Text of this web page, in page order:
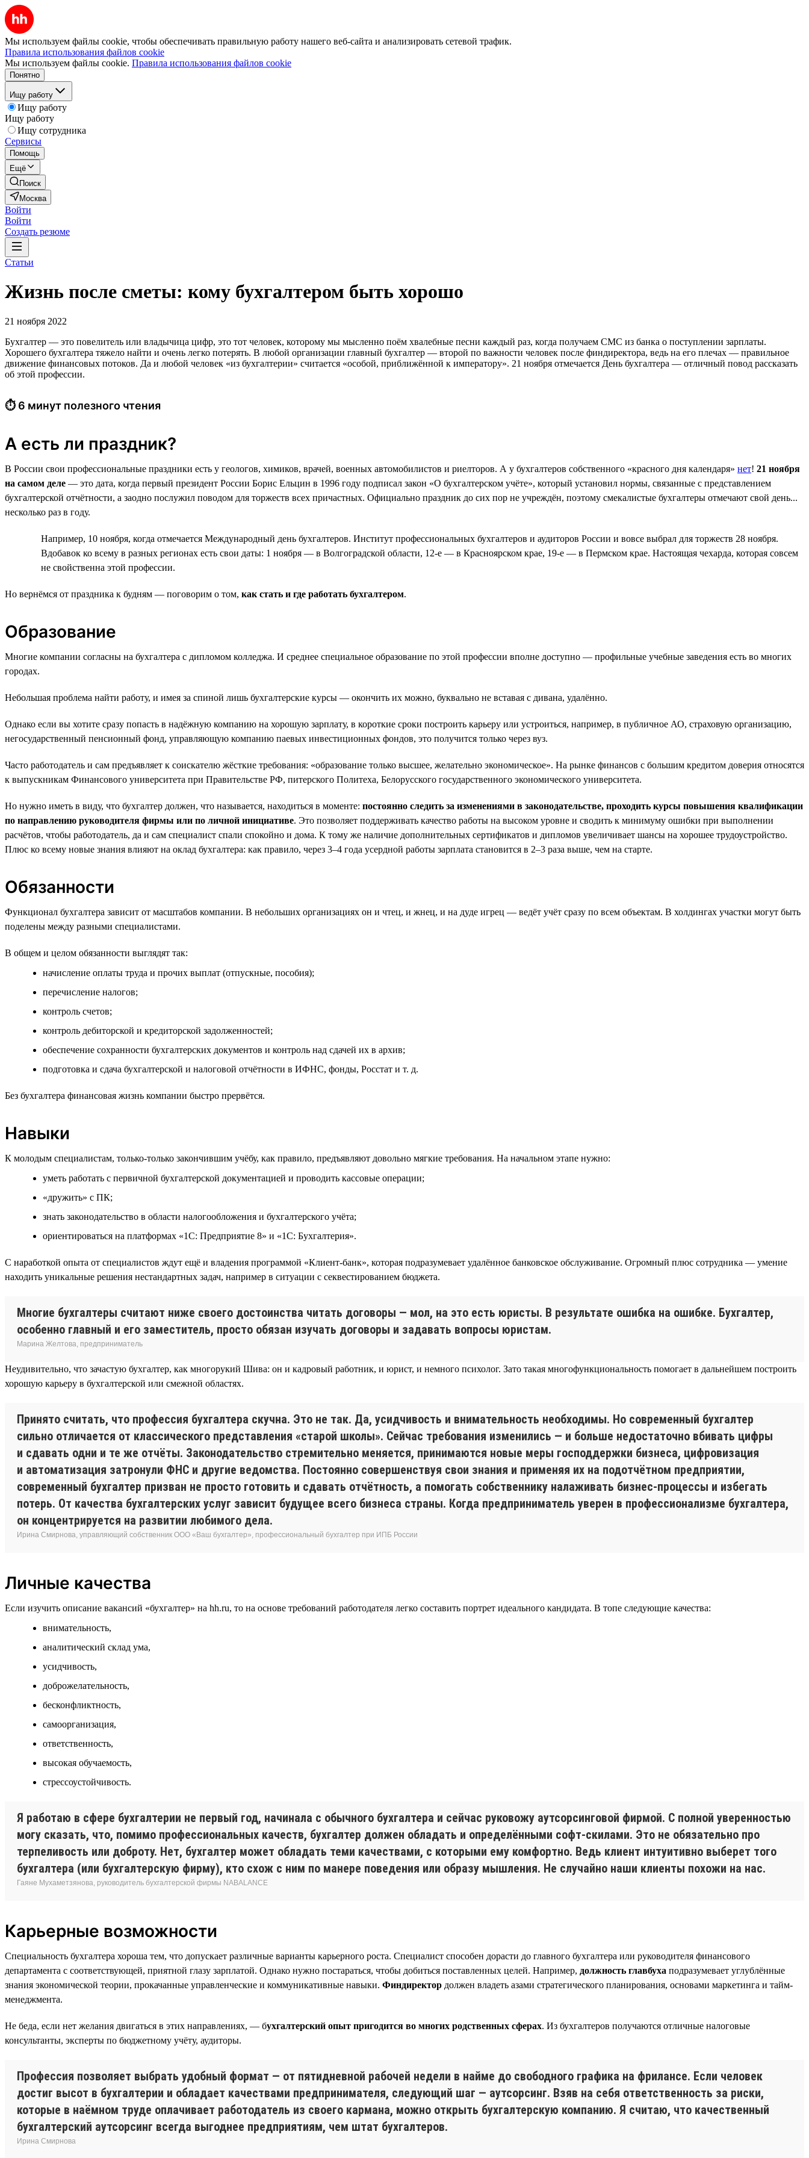
Мы используем файлы cookie, чтобы обеспечивать правильную работу нашего веб-сайта и анализировать сетевой трафик.
Правила использования файлов cookie
Мы используем файлы cookie. Правила использования файлов cookie
Понятно
Ищу работу
Ищу работу
Ищу работу
Ищу сотрудника
Сервисы
Помощь
Ещё
Поиск
Москва
Войти
Войти
Создать резюме
Статьи
Жизнь после сметы: кому бухгалтером быть хорошо
21 ноября 2022
Бухгалтер — это повелитель или владычица цифр, это тот человек, которому мы мысленно поём хвалебные песни каждый раз, когда получаем СМС из банка о поступлении зарплаты.
Хорошего бухгалтера тяжело найти и очень легко потерять. В любой организации главный бухгалтер — второй по важности человек после финдиректора, ведь на его плечах — правильное
движение финансовых потоков. Да и любой человек «из бухгалтерии» считается «особой, приближённой к императору». 21 ноября отмечается День бухгалтера — отличный повод рассказать
об этой профессии.
⏱ 6 минут полезного чтения
А есть ли праздник?
В России свои профессиональные праздники есть у геологов, химиков, врачей, военных автомобилистов и риелторов. А у бухгалтеров собственного «красного дня календаря» нет! 21 ноября
на самом деле — это дата, когда первый президент России Борис Ельцин в 1996 году подписал закон «О бухгалтерском учёте», который установил нормы, связанные с представлением
бухгалтерской отчётности, а заодно послужил поводом для торжеств всех причастных. Официально праздник до сих пор не учреждён, поэтому смекалистые бухгалтеры отмечают свой день...
несколько раз в году.
Например, 10 ноября, когда отмечается Международный день бухгалтеров. Институт профессиональных бухгалтеров и аудиторов России и вовсе выбрал для торжеств 28 ноября.
Вдобавок ко всему в разных регионах есть свои даты: 1 ноября — в Волгоградской области, 12-е — в Красноярском крае, 19-е — в Пермском крае. Настоящая чехарда, которая совсем
не свойственна этой профессии.
Но вернёмся от праздника к будням — поговорим о том, как стать и где работать бухгалтером.
Образование
Многие компании согласны на бухгалтера с дипломом колледжа. И среднее специальное образование по этой профессии вполне доступно — профильные учебные заведения есть во многих
городах.
Небольшая проблема найти работу, и имея за спиной лишь бухгалтерские курсы — окончить их можно, буквально не вставая с дивана, удалённо.
Однако если вы хотите сразу попасть в надёжную компанию на хорошую зарплату, в короткие сроки построить карьеру или устроиться, например, в публичное АО, страховую организацию,
негосударственный пенсионный фонд, управляющую компанию паевых инвестиционных фондов, это получится только через вуз.
Часто работодатель и сам предъявляет к соискателю жёсткие требования: «образование только высшее, желательно экономическое». На рынке финансов с большим кредитом доверия относятся
к выпускникам Финансового университета при Правительстве РФ, питерского Политеха, Белорусского государственного экономического университета.
Но нужно иметь в виду, что бухгалтер должен, что называется, находиться в моменте: постоянно следить за изменениями в законодательстве, проходить курсы повышения квалификации
по направлению руководителя фирмы или по личной инициативе. Это позволяет поддерживать качество работы на высоком уровне и сводить к минимуму ошибки при выполнении
расчётов, чтобы работодатель, да и сам специалист спали спокойно и дома. К тому же наличие дополнительных сертификатов и дипломов увеличивает шансы на хорошее трудоустройство.
Плюс ко всему новые знания влияют на оклад бухгалтера: как правило, через 3–4 года усердной работы зарплата становится в 2–3 раза выше, чем на старте.
Обязанности
Функционал бухгалтера зависит от масштабов компании. В небольших организациях он и чтец, и жнец, и на дуде игрец — ведёт учёт сразу по всем объектам. В холдингах участки могут быть
поделены между разными специалистами.
В общем и целом обязанности выглядят так:
начисление оплаты труда и прочих выплат (отпускные, пособия);
перечисление налогов;
контроль счетов;
контроль дебиторской и кредиторской задолженностей;
обеспечение сохранности бухгалтерских документов и контроль над сдачей их в архив;
подготовка и сдача бухгалтерской и налоговой отчётности в ИФНС, фонды, Росстат и т. д.
Без бухгалтера финансовая жизнь компании быстро прервётся.
Навыки
К молодым специалистам, только-только закончившим учёбу, как правило, предъявляют довольно мягкие требования. На начальном этапе нужно:
уметь работать с первичной бухгалтерской документацией и проводить кассовые операции;
«дружить» с ПК;
знать законодательство в области налогообложения и бухгалтерского учёта;
ориентироваться на платформах «1С: Предприятие 8» и «1С: Бухгалтерия».
С наработкой опыта от специалистов ждут ещё и владения программой «Клиент-банк», которая подразумевает удалённое банковское обслуживание. Огромный плюс сотрудника — умение
находить уникальные решения нестандартных задач, например в ситуации с секвестированием бюджета.
Многие бухгалтеры считают ниже своего достоинства читать договоры — мол, на это есть юристы. В результате ошибка на ошибке. Бухгалтер,
особенно главный и его заместитель, просто обязан изучать договоры и задавать вопросы юристам.
Марина Желтова, предприниматель
Неудивительно, что зачастую бухгалтер, как многорукий Шива: он и кадровый работник, и юрист, и немного психолог. Зато такая многофункциональность помогает в дальнейшем построить
хорошую карьеру в бухгалтерской или смежной областях.
Принято считать, что профессия бухгалтера скучна. Это не так. Да, усидчивость и внимательность необходимы. Но современный бухгалтер
сильно отличается от классического представления «старой школы». Сейчас требования изменились — и больше недостаточно вбивать цифры
и сдавать одни и те же отчёты. Законодательство стремительно меняется, принимаются новые меры господдержки бизнеса, цифровизация
и автоматизация затронули ФНС и другие ведомства. Постоянно совершенствуя свои знания и применяя их на подотчётном предприятии,
современный бухгалтер призван не просто готовить и сдавать отчётность, а помогать собственнику налаживать бизнес-процессы и избегать
потерь. От качества бухгалтерских услуг зависит будущее всего бизнеса страны. Когда предприниматель уверен в профессионализме бухгалтера,
он концентрируется на развитии любимого дела.
Ирина Смирнова, управляющий собственник ООО «Ваш бухгалтер», профессиональный бухгалтер при ИПБ России
Личные качества
Если изучить описание вакансий «бухгалтер» на hh.ru, то на основе требований работодателя легко составить портрет идеального кандидата. В топе следующие качества:
внимательность,
аналитический склад ума,
усидчивость,
доброжелательность,
бесконфликтность,
самоорганизация,
ответственность,
высокая обучаемость,
стрессоустойчивость.
Я работаю в сфере бухгалтерии не первый год, начинала с обычного бухгалтера и сейчас руковожу аутсорсинговой фирмой. С полной уверенностью
могу сказать, что, помимо профессиональных качеств, бухгалтер должен обладать и определёнными софт-скилами. Это не обязательно про
терпеливость или доброту. Нет, бухгалтер может обладать теми качествами, с которыми ему комфортно. Ведь клиент интуитивно выберет того
бухгалтера (или бухгалтерскую фирму), кто схож с ним по манере поведения или образу мышления. Не случайно наши клиенты похожи на нас.
Гаяне Мухаметзянова, руководитель бухгалтерской фирмы NABALANCE
Карьерные возможности
Специальность бухгалтера хороша тем, что допускает различные варианты карьерного роста. Специалист способен дорасти до главного бухгалтера или руководителя финансового
департамента с соответствующей, приятной глазу зарплатой. Однако нужно постараться, чтобы добиться поставленных целей. Например, должность главбуха подразумевает углублённые
знания экономической теории, прокачанные управленческие и коммуникативные навыки. Финдиректор должен владеть азами стратегического планирования, основами маркетинга и тайм-
менеджмента.
Не беда, если нет желания двигаться в этих направлениях, — бухгалтерский опыт пригодится во многих родственных сферах. Из бухгалтеров получаются отличные налоговые
консультанты, эксперты по бюджетному учёту, аудиторы.
Профессия позволяет выбрать удобный формат — от пятидневной рабочей недели в найме до свободного графика на фрилансе. Если человек
достиг высот в бухгалтерии и обладает качествами предпринимателя, следующий шаг — аутсорсинг. Взяв на себя ответственность за риски,
которые в наёмном труде оплачивает работодатель из своего кармана, можно открыть бухгалтерскую компанию. Я считаю, что качественный
бухгалтерский аутсорсинг всегда выгоднее предприятиям, чем штат бухгалтеров.
Ирина Смирнова